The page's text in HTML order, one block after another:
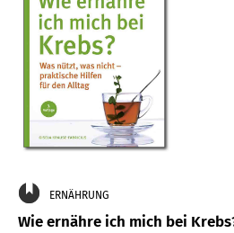
ERNÄHRUNG
Wie ernähre ich mich bei